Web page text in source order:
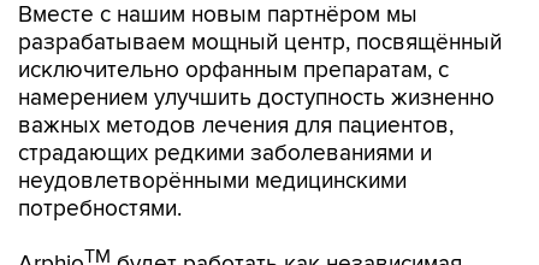
Вместе с нашим новым партнёром мы
разрабатываем мощный центр, посвящённый
исключительно орфанным препаратам, с
намерением улучшить доступность жизненно
важных методов лечения для пациентов,
страдающих редкими заболеваниями и
неудовлетворёнными медицинскими
потребностями.
TM